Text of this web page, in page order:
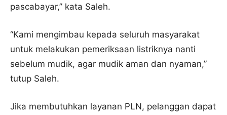
pascabayar,” kata Saleh.
“Kami mengimbau kepada seluruh masyarakat
untuk melakukan pemeriksaan listriknya nanti
sebelum mudik, agar mudik aman dan nyaman,”
tutup Saleh.
Jika membutuhkan layanan PLN, pelanggan dapat